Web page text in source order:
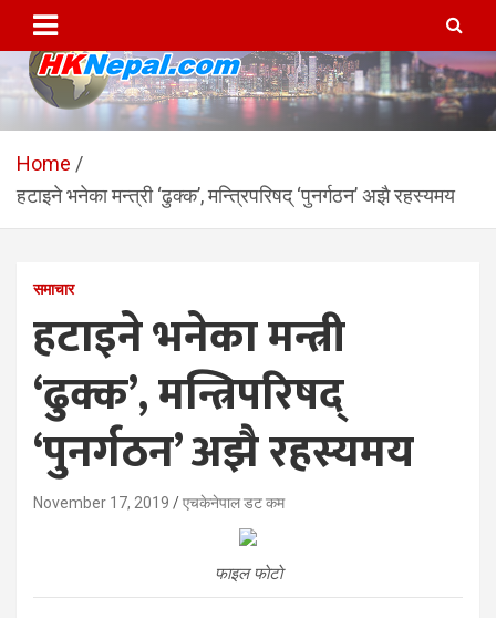
content
HKNepal.com – हङकङबाट
सञ्चालित पहिलो नेपाली अनलाईन
पत्रिका
hknepal, hknepal.com, hk nepal, hk nepal com
Home
हटाइने भनेका मन्त्री ‘ढुक्क’, मन्त्रिपरिषद् ‘पुनर्गठन’ अझै रहस्यमय
समाचार
हटाइने भनेका मन्त्री
‘ढुक्क’, मन्त्रिपरिषद्
‘पुनर्गठन’ अझै रहस्यमय
November 17, 2019 एचकेनेपाल डट कम
फाइल फाेटाे